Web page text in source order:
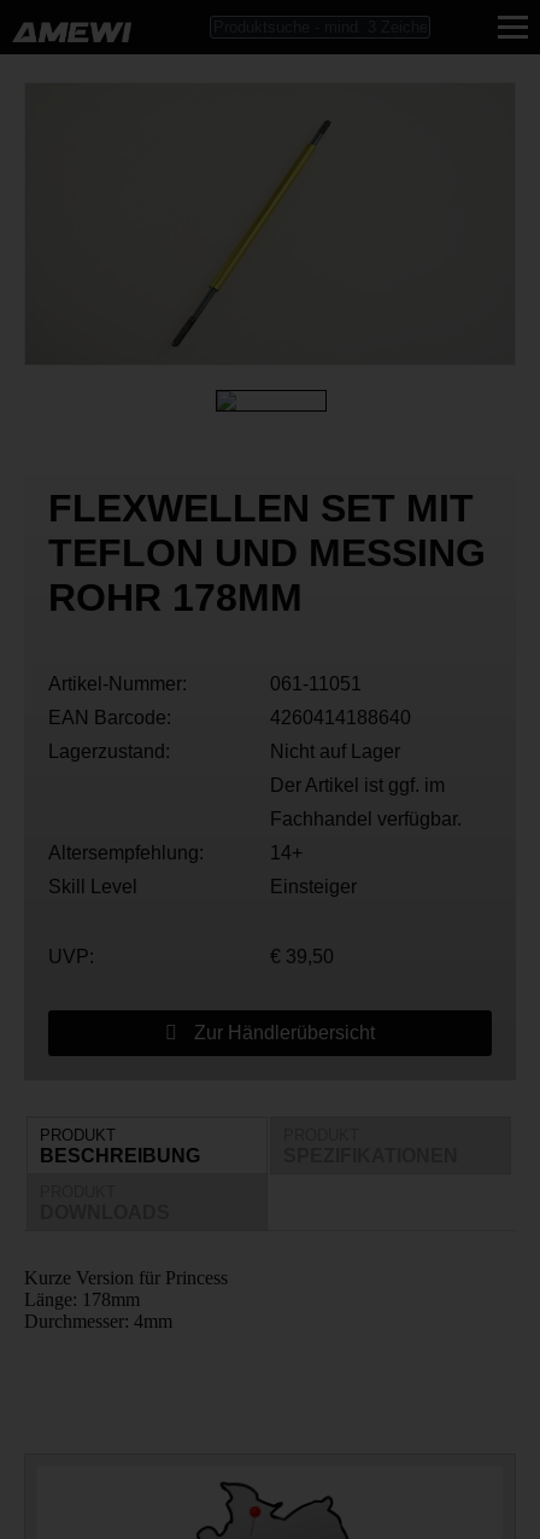
FLEXWELLEN SET MIT
TEFLON UND MESSING
ROHR 178MM
Artikel-Nummer:
061-11051
EAN Barcode:
4260414188640
Lagerzustand:
Nicht auf Lager
Der Artikel ist ggf. im
Fachhandel verfügbar.
Altersempfehlung:
14+
Skill Level
Einsteiger
UVP: € 39,50
Zur Händlerübersicht
PRODUKT
BESCHREIBUNG
Kurze Version für Princess
Länge: 178mm
Durchmesser: 4mm